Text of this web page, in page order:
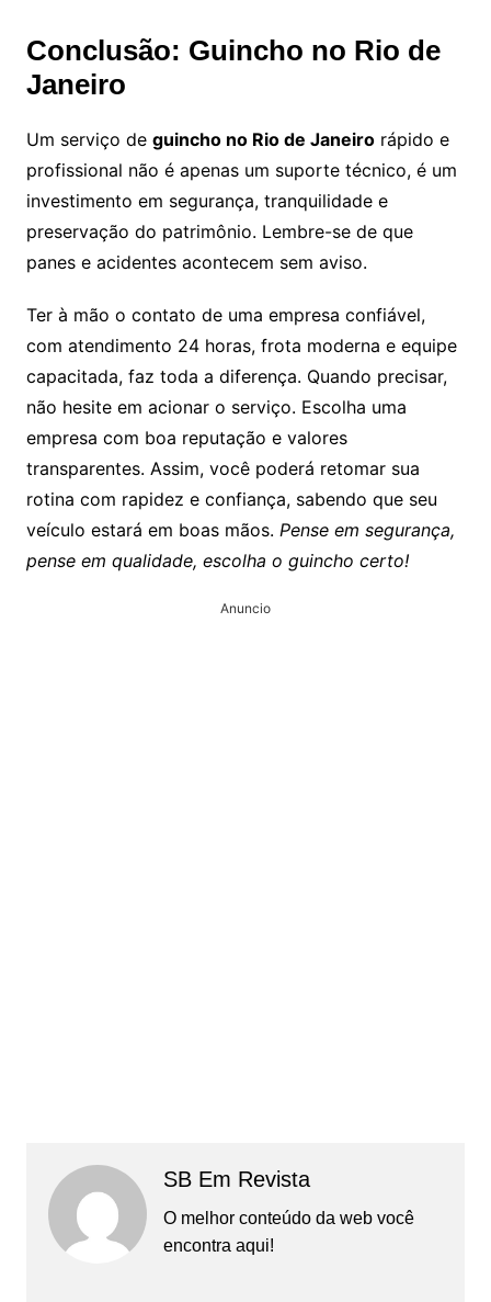
Conclusão: Guincho no Rio de
Janeiro
Um serviço de guincho no Rio de Janeirorápido e
profissional não é apenas um suporte técnico, é um
investimento em segurança, tranquilidade e
preservação do patrimônio. Lembre-se de que
panes e acidentes acontecem sem aviso.
Ter à mão o contato de uma empresa confiável,
com atendimento 24 horas, frota moderna e equipe
capacitada, faz toda a diferença. Quando precisar,
não hesite em acionar o serviço. Escolha uma
empresa com boa reputação e valores
transparentes. Assim, você poderá retomar sua
rotina com rapidez e confiança, sabendo que seu
veículo estará em boas mãos. Pense em segurança,
pense em qualidade, escolha o guincho certo!
Anuncio
SB Em Revista
O melhor conteúdo da web você
encontra aqui!